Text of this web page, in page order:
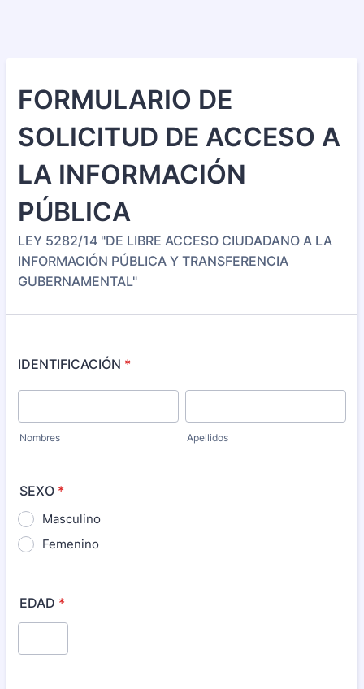
FORMULARIO DE
SOLICITUD DE ACCESO A
LA INFORMACIÓN
PÚBLICA
LEY 5282/14 "DE LIBRE ACCESO CIUDADANO A LA
INFORMACIÓN PÚBLICA Y TRANSFERENCIA
GUBERNAMENTAL"
IDENTIFICACIÓN *
Nombres Apellidos
SEXO *
Masculino
Femenino
EDAD *